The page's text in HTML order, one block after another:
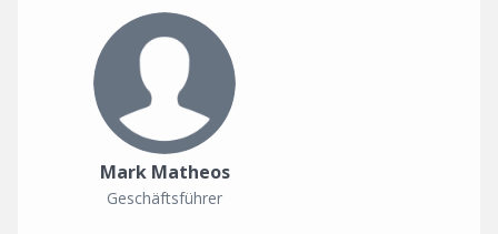
Mark Matheos
Geschäftsführer